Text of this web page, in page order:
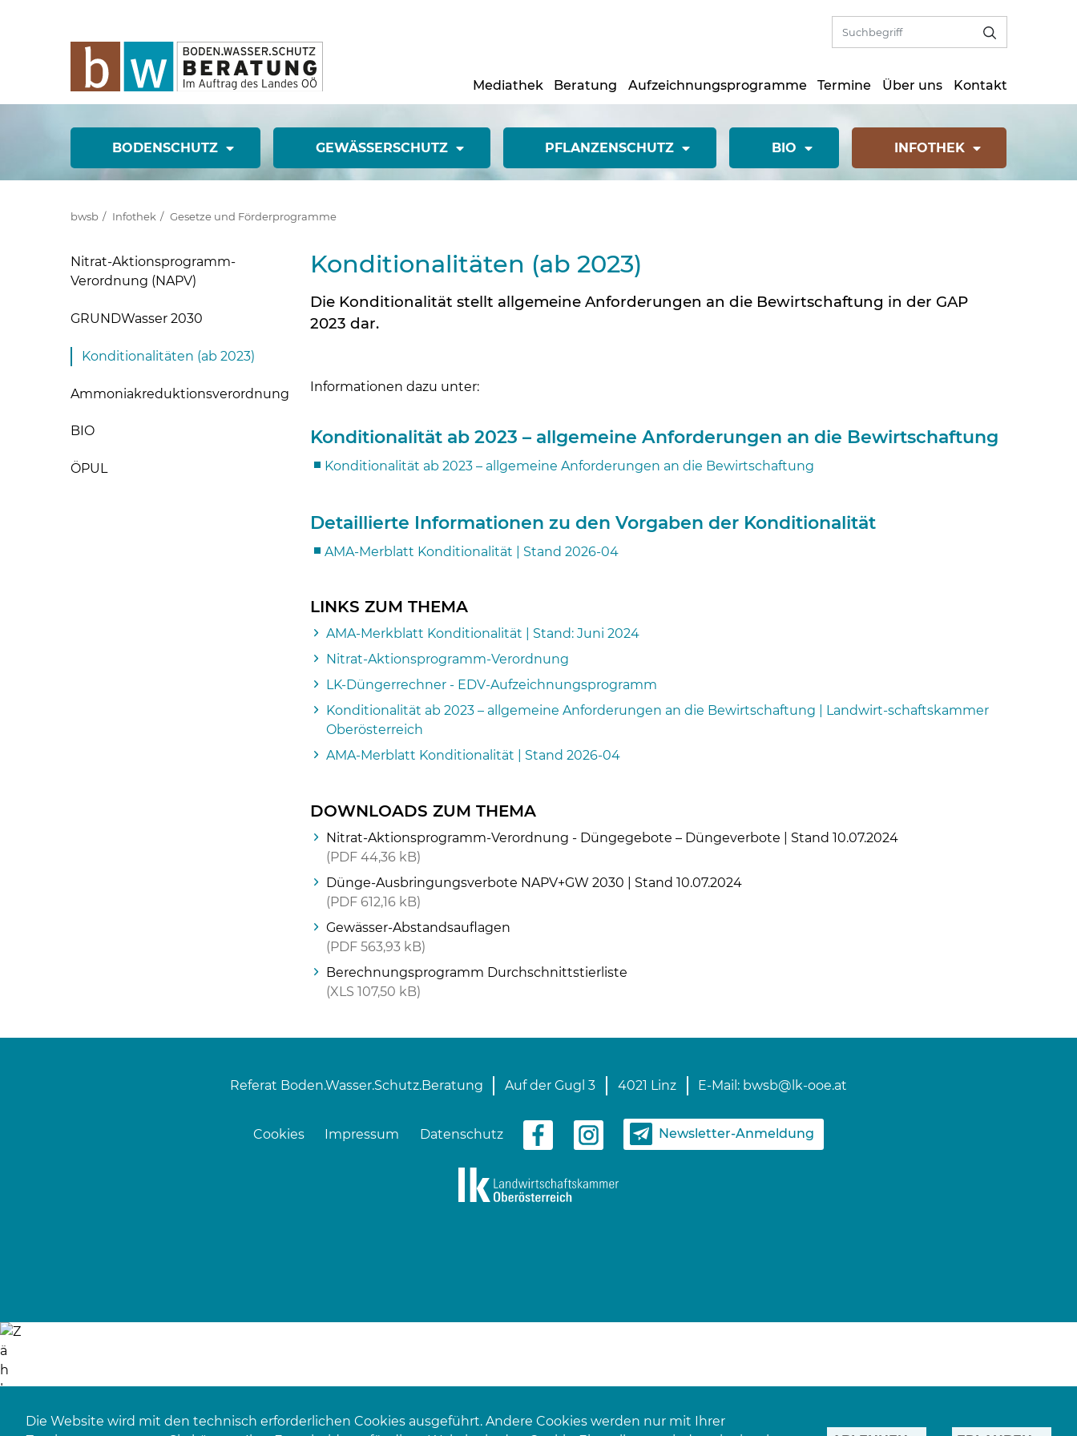
Mediathek Beratung Aufzeichnungsprogramme Termine Über uns Kontakt
BODENSCHUTZ GEWÄSSERSCHUTZ PFLANZENSCHUTZ BIO INFOTHEK
(CURRENT)1
bwsb Infothek Gesetze und Förderprogramme
Konditionalitäten (ab 2023)
Die Konditionalität stellt allgemeine Anforderungen an die Bewirtschaftung in der GAP
2023 dar.
Informationen dazu unter:
Konditionalität ab 2023 – allgemeine Anforderungen an die Bewirtschaftung
Konditionalität ab 2023 – allgemeine Anforderungen an die Bewirtschaftung
Detaillierte Informationen zu den Vorgaben der Konditionalität
AMA-Merblatt Konditionalität | Stand 2026-04
LINKS ZUM THEMA
AMA-Merkblatt Konditionalität | Stand: Juni 2024
Nitrat-Aktionsprogramm-Verordnung
LK-Düngerrechner - EDV-Aufzeichnungsprogramm
Konditionalität ab 2023 – allgemeine Anforderungen an die Bewirtschaftung | Landwirt-schaftskammer
Oberösterreich
AMA-Merblatt Konditionalität | Stand 2026-04
DOWNLOADS ZUM THEMA
Nitrat-Aktionsprogramm-Verordnung - Düngegebote – Düngeverbote | Stand 10.07.2024
PDF 44,36 kB
Dünge-Ausbringungsverbote NAPV+GW 2030 | Stand 10.07.2024
PDF 612,16 kB
Gewässer-Abstandsauflagen
PDF 563,93 kB
Berechnungsprogramm Durchschnittstierliste
XLS 107,50 kB
Nitrat-Aktionsprogramm-
Verordnung (NAPV)
GRUNDWasser 2030
Konditionalitäten (ab 2023)
Ammoniakreduktionsverordnung
BIO
ÖPUL
Referat Boden.Wasser.Schutz.Beratung Auf der Gugl 3 4021 Linz E-Mail: bwsb@lk-ooe.at
Cookies Impressum Datenschutz Newsletter-Anmeldung
Die Website wird mit den technisch erforderlichen Cookies ausgeführt. Andere Cookies werden nur mit Ihrer